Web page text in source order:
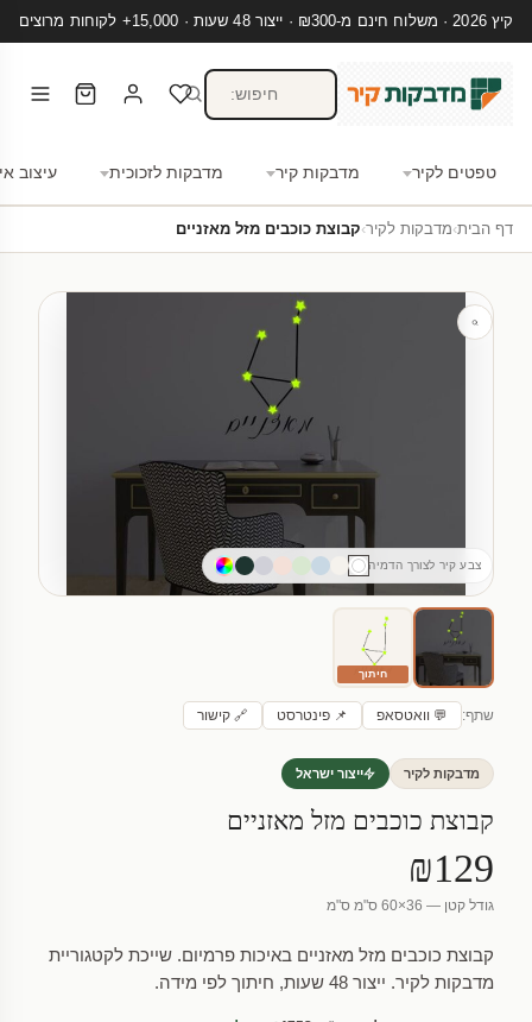
קיץ 2026 · משלוח חינם מ-₪300 · ייצור 48 שעות · 15,000+ לקוחות מרוצים
טפטים לקיר מדבקות קיר מדבקות לזכוכית עיצוב
דף הבית›מדבקות לקיר›קבוצת כוכבים מזל מאזניים
צבע קיר לצורך הדמיה
חיתוך
שתף: 💬 וואטסאפ 📌 פינטרסט 🔗 קישור
מדבקות לקיר ייצור ישראל
קבוצת כוכבים מזל מאזניים
₪129
גודל קטן — 36×60 ס"מ ס"מ
קבוצת כוכבים מזל מאזניים באיכות פרמיום. שייכת לקטגוריית
מדבקות לקיר. ייצור 48 שעות, חיתוך לפי מידה.